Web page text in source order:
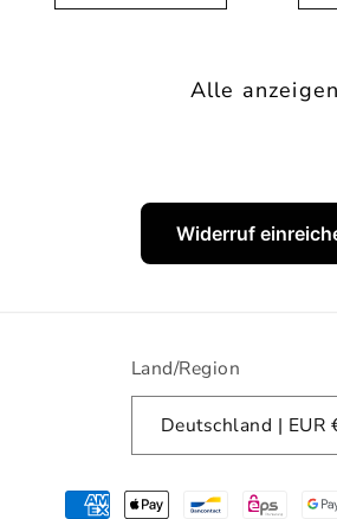
Alle anzeigen
Widerruf
Land/Region
Zahlungsmethoden